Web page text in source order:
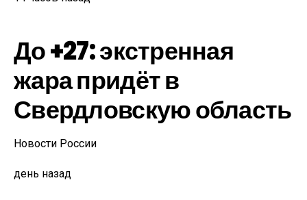
До +27: экстренная
жара придёт в
Свердловскую область
Новости России
день назад